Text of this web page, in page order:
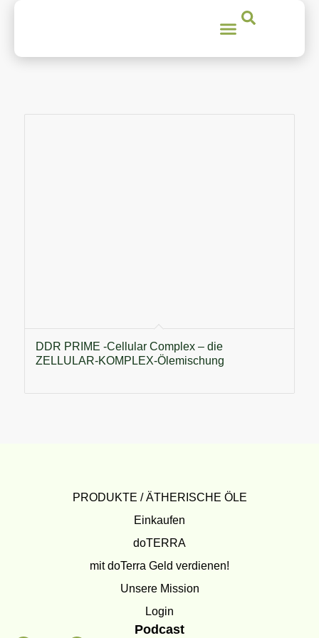
DDR PRIME -Cellular Complex – die
ZELLULAR-KOMPLEX-Ölemischung
PRODUKTE / ÄTHERISCHE ÖLE
Einkaufen
doTERRA
mit doTerra Geld verdienen!
Unsere Mission
Login
Podcast